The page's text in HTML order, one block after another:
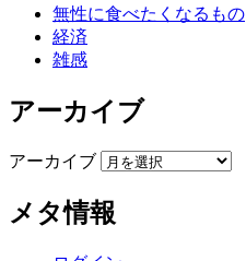
無性に食べたくなるもの
経済
雑感
アーカイブ
アーカイブ
メタ情報